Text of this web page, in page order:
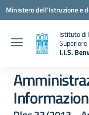
Vai ai contenuti
Vai al menu di navigazione
Vai al footer
Ministero dell'Istruzione e
Istituto di
Superiore
I.I.S.